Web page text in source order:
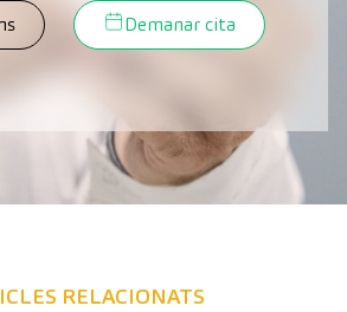
Demanar cita
RELACIONATS